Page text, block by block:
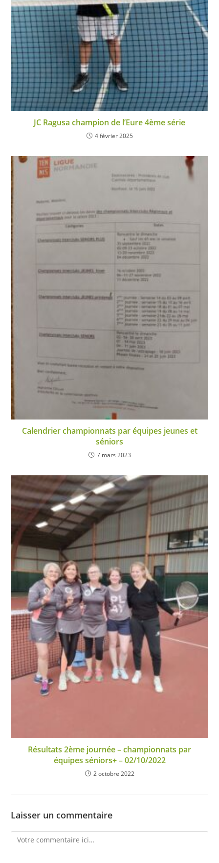
JC Ragusa champion de l’Eure 4ème série
4 février 2025
Calendrier championnats par équipes jeunes et
séniors
7 mars 2023
Résultats 2ème journée – championnats par
équipes séniors+ – 02/10/2022
2 octobre 2022
Laisser un commentaire